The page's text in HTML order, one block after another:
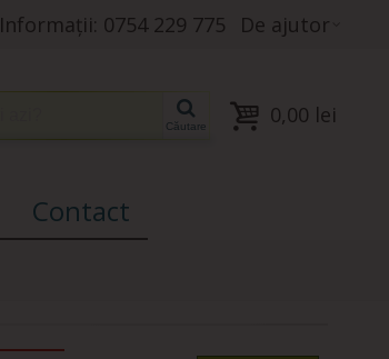
Informații: 0754 229 775 De ajutor
Căutare 0,00 lei
Contact